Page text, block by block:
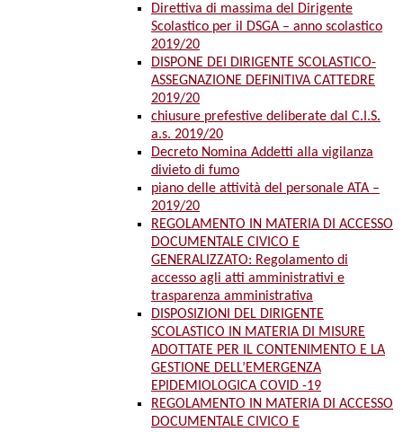
Direttiva di massima del Dirigente
Scolastico per il DSGA – anno scolastico
2019/20
DISPONE DEI DIRIGENTE SCOLASTICO-
ASSEGNAZIONE DEFINITIVA CATTEDRE
2019/20
chiusure prefestive deliberate dal C.I.S.
a.s. 2019/20
Decreto Nomina Addetti alla vigilanza
divieto di fumo
piano delle attività del personale ATA –
2019/20
REGOLAMENTO IN MATERIA DI ACCESSO
DOCUMENTALE CIVICO E
GENERALIZZATO: Regolamento di
accesso agli atti amministrativi e
trasparenza amministrativa
DISPOSIZIONI DEL DIRIGENTE
SCOLASTICO IN MATERIA DI MISURE
ADOTTATE PER IL CONTENIMENTO E LA
GESTIONE DELL’EMERGENZA
EPIDEMIOLOGICA COVID -19
REGOLAMENTO IN MATERIA DI ACCESSO
DOCUMENTALE CIVICO E